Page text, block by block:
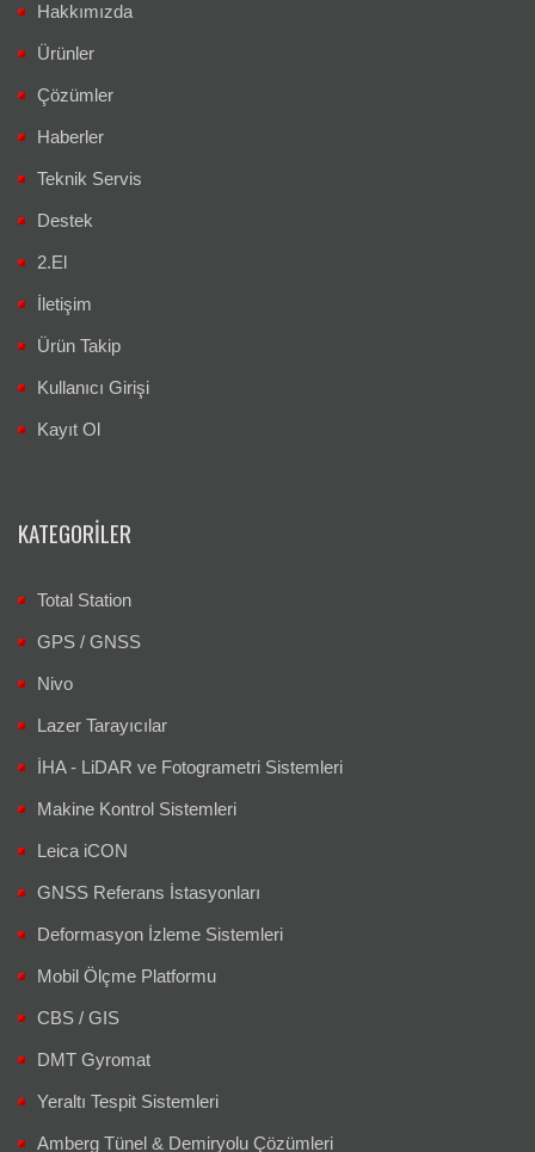
Hakkımızda
Ürünler
Çözümler
Haberler
Teknik Servis
Destek
2.El
İletişim
Ürün Takip
Kullanıcı Girişi
Kayıt Ol
KATEGORILER
Total Station
GPS / GNSS
Nivo
Lazer Tarayıcılar
İHA - LiDAR ve Fotogrametri Sistemleri
Makine Kontrol Sistemleri
Leica iCON
GNSS Referans İstasyonları
Deformasyon İzleme Sistemleri
Mobil Ölçme Platformu
CBS / GIS
DMT Gyromat
Yeraltı Tespit Sistemleri
Amberg Tünel & Demiryolu Çözümleri